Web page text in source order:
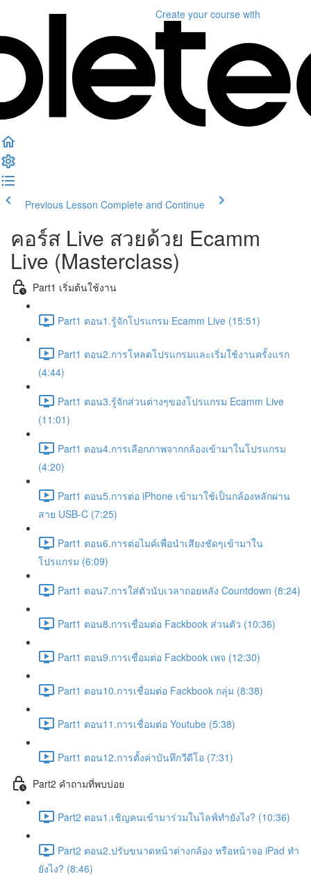
Create your course with
Previous Lesson Complete and Continue
คอร์ส Live สวยด้วย Ecamm
Live (Masterclass)
Part1 เริ่มต้นใช้งาน
Part1 ตอน1.รู้จักโปรแกรม Ecamm Live (15:51)
Part1 ตอน2.การโหลดโปรแกรมและเริ่มใช้งานครั้งแรก
(4:44)
Part1 ตอน3.รู้จักส่วนต่างๆของโปรแกรม Ecamm Live
(11:01)
Part1 ตอน4.การเลือกภาพจากกล้องเข้ามาในโปรแกรม
(4:20)
Part1 ตอน5.การต่อ iPhone เข้ามาใช้เป็นกล้องหลักผ่าน
สาย USB-C (7:25)
Part1 ตอน6.การต่อไมค์เพื่อนำเสียงชัดๆเข้ามาใน
โปรแกรม (6:09)
Part1 ตอน7.การใส่ตัวนับเวลาถอยหลัง Countdown (8:24)
Part1 ตอน8.การเชื่อมต่อ Fackbook ส่วนตัว (10:36)
Part1 ตอน9.การเชื่อมต่อ Fackbook เพจ (12:30)
Part1 ตอน10.การเชื่อมต่อ Fackbook กลุ่ม (8:38)
Part1 ตอน11.การเชื่อมต่อ Youtube (5:38)
Part1 ตอน12.การตั้งค่าบันทึกวีดีโอ (7:31)
Part2 คำถามที่พบบ่อย
Part2 ตอน1.เชิญคนเข้ามาร่วมในไลฟ์ทำยังไง? (10:36)
Part2 ตอน2.ปรับขนาดหน้าต่างกล้อง หรือหน้าจอ iPad ทำ
ยังไง? (8:46)